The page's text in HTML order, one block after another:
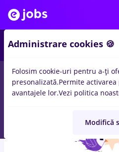
locuri de muncaarctic, Part
Student, Entry-Level (< 2 ani)in
Administrare cookies 🍪
Folosim cookie-uri pentru a-ți
presonalizată.Permite
avantajele lor.Vezi politica
Modifică